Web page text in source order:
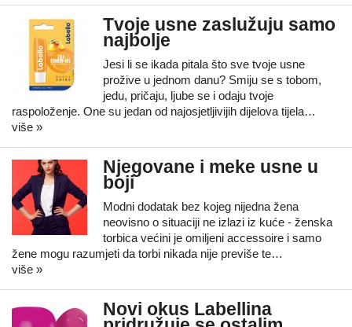
Tvoje usne zaslužuju samo
najbolje
Jesi li se ikada pitala što sve tvoje usne
prožive u jednom danu? Smiju se s tobom,
jedu, pričaju, ljube se i odaju tvoje
raspoloženje. One su jedan od najosjetljivijih dijelova tijela…
više »
Njegovane i meke usne u
boji
Modni dodatak bez kojeg nijedna žena
neovisno o situaciji ne izlazi iz kuće - ženska
torbica većini je omiljeni accessoire i samo
žene mogu razumjeti da torbi nikada nije previše te…
više »
Novi okus Labellina